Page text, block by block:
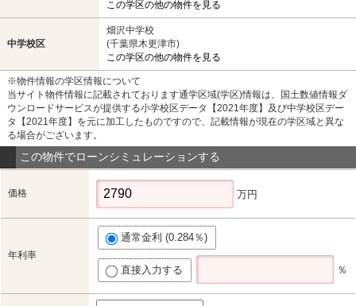
この学区の他の物件を見る
中学校区
畑沢中学校
(千葉県木更津市)
この学区の他の物件を見る
※物件情報の学区情報について
当サイト物件情報に記載されております通学区域(学区)情報は、国土数値情報ダ
ウンロードサービスが提供する小学校区データ【2021年度】及び中学校区デー
タ【2021年度】を元に加工したものですので、記載情報が現在の学区域と異な
る場合がございます。
この物件でローンシミュレーションする
価格 万円
年利率
通常金利 (0.284％)
直接入力する ％